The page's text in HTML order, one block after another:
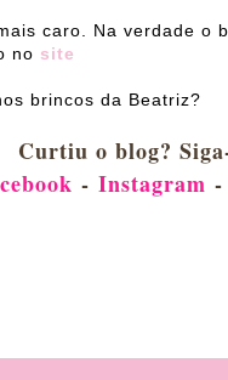
caro. Na verdade o
no site
brincos da Beatriz?
Curtiu o blog?
- Instagram -